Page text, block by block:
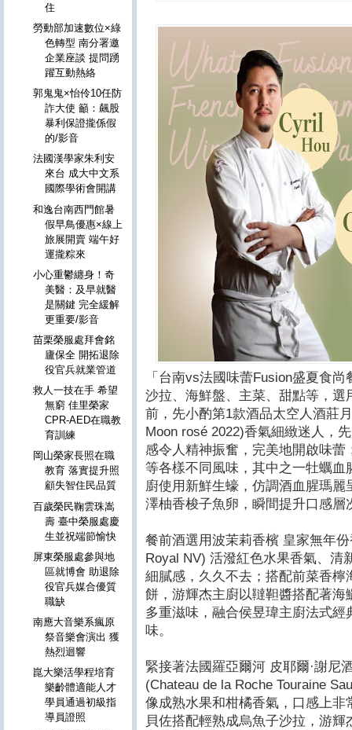
「台南vs法國味蕾Fusion盛夏食
沙拉、海鮮盤、主菜、甜點等，
前，先小酌第1款酒品太空人酒莊
Moon rosé 2022)香氣細緻迷人，
感令人精神振奮，完美地開啟味
等各樣不同風味，其中之一牡蠣
廚使用新鮮生蠔，仿調酒血腥瑪
澤柚香梭子魚卵，瞬間提升口感層
餐前酒選用波茉莉香檳 皇家無年
Royal NV) 活潑紅色水果香氣、清
細膩感，久久不去；搭配前菜香
餅，游輝杰主廚以韃靼醬搭配著
多重滋味，融合侯昱瑋主廚法式
味。
緊接著法國羅亞爾河 皮耶爾·謝尼
(Chateau de la Roche Touraine
像成熟水果和柑橘香氣，口感上
貝佐搭配輕熟成烏魚子沙拉，游
住
勞動部加速數位×綠
色轉型 南分署邀
企業座談 提問踴
躍互動熱絡
郭鬼鬼×怡伶10任防
詐大使 籲：飆股
暴利保證攏係假
的/影音
法國漢學家朱利安
來台 成大中文系
國際學術會開講
和逸台南西門館暑
假早鳥優惠×線上
旅展開賣 端午好
運攏粽來
小心重鬱纏身！奇
美醫：及早就醫
是關鍵 完全緩解
更重要/影音
苗栗榮服處拜會銘
廬保全 開拓退除
役官兵就業管道
救人一技在手 希望
無窮 佳里榮家
CPR-AED在職教
育訓練
岡山榮家長照在職
教育 落實提升照
顧失智住民品質
百歲榮民鞠雲珠嵩
壽 臺中榮服處慶
生並祝端節愉快
屏東榮服處參與地
區就博會 助退除
役官兵媒合優質
職缺
南應大音樂系瘋原
祭音樂會演出 獲
熱烈迴響
崑大樂活學程培育
樂齡體適能人才
學員通過初級指
導員證照